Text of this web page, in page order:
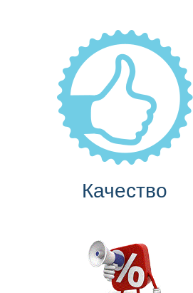
Качество